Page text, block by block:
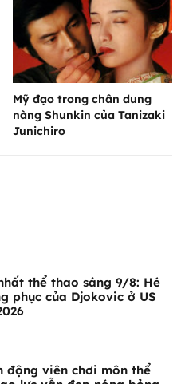
Mỹ đạo trong chân dung
nàng Shunkin của Tanizaki
Junichiro
thể thao sáng 9/8: Hé
phục của Djokovic ở US
động viên chơi môn thể